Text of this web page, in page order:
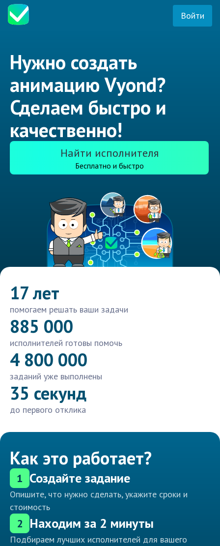
Войти
Нужно создать
анимацию Vyond?
Сделаем быстро и
качественно!
Найти исполнителя
Бесплатно и быстро
17 лет
помогаем решать ваши задачи
885 000
исполнителей готовы помочь
4 800 000
заданий уже выполнены
35 секунд
до первого отклика
Как это работает?
1 Создайте задание
Опишите, что нужно сделать, укажите сроки и
стоимость
2 Находим за 2 минуты
Подбираем лучших исполнителей для вашего